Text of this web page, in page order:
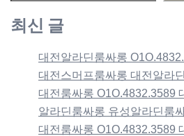
최신 글
대전알라딘룸싸롱
대전스머프룸싸롱 대전알라
대전룸싸롱 O1O.4832.3589
알라딘룸싸롱 유성알라딘룸
대전룸싸롱 O1O.4832.3589